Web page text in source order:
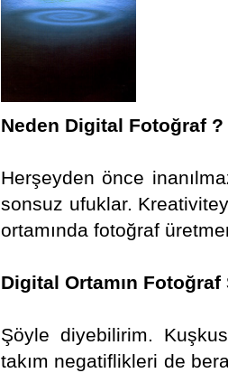
Neden Digital Fotoğraf ?
Herşeyden önce
sonsuz ufuklar.
ortamında fotoğraf
Digital Ortamın Fotoğraf
Şöyle diyebilirim.
takım negatiflikleri de